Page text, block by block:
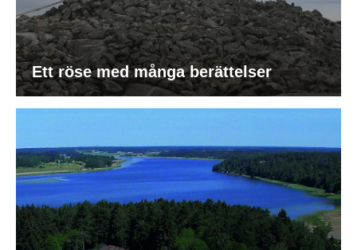
Ett röse med många berättelser